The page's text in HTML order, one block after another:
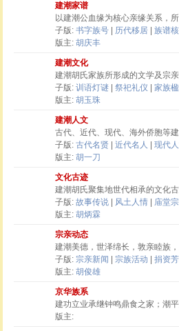
建潮家谱
以建潮公血缘为核心亲缘关系，
子版: 书字族号 历代移居 族谱
版主: 胡庆丰
建潮文化
建潮胡氏家族所形成的文学及宗亲
子版: 训语灯谜 祭祀礼仪 家族
版主: 胡玉珠
建潮人文
古代、近代、现代、海外侨胞等建
子版: 古代名贤 近代名人 现代
版主: 胡一刀
文化古迹
建潮胡氏聚集地世代相承的文化古
子版: 故事传说 风土人情 庙堂
版主: 胡炳霖
宗亲动态
建潮美德，世泽绵长，敦亲睦族，
子版: 宗亲新闻 宗族活动 捐资
版主: 胡俊雄
京华族系
建功立业承继钟鸣鼎食之家；潮
版主: